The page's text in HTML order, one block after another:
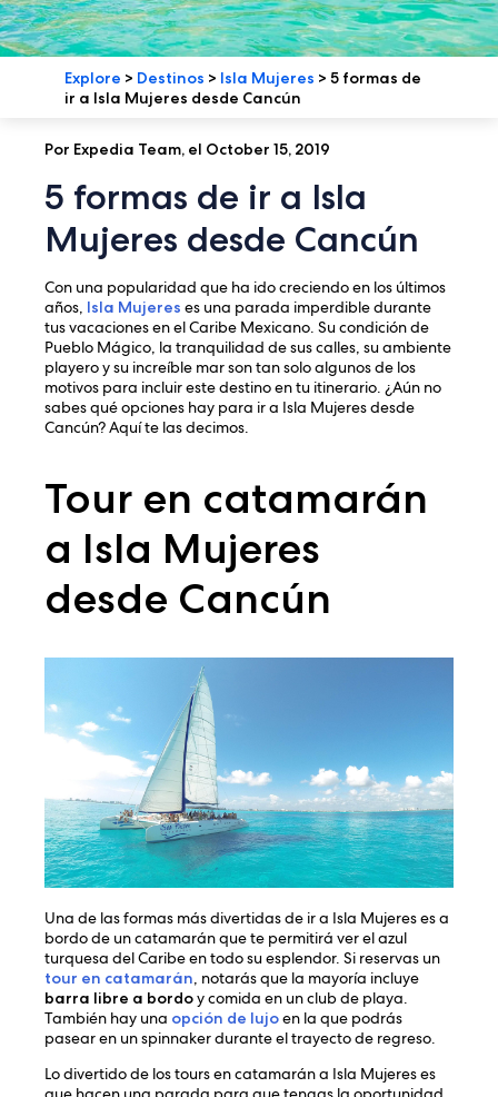
Explore > Destinos > Isla Mujeres >5 formas de
ir a Isla Mujeres desde Cancún
Por Expedia Team, el October 15, 2019
5 formas de ir a Isla
Mujeres desde Cancún
Con una popularidad que ha ido creciendo en los últimos
años, Isla Mujeres es una parada imperdible durante
tus vacaciones en el Caribe Mexicano. Su condición de
Pueblo Mágico, la tranquilidad de sus calles, su ambiente
playero y su increíble mar son tan solo algunos de los
motivos para incluir este destino en tu itinerario. ¿Aún no
sabes qué opciones hay para ir a Isla Mujeres desde
Cancún? Aquí te las decimos.
Tour en catamarán
a Isla Mujeres
desde Cancún
Una de las formas más divertidas de ir a Isla Mujeres es a
bordo de un catamarán que te permitirá ver el azul
turquesa del Caribe en todo su esplendor. Si reservas un
tour en catamarán, notarás que la mayoría incluye
barra libre a bordoy comida en un club de playa.
También hay una opción de lujoen la que podrás
pasear en un spinnaker durante el trayecto de regreso.
Lo divertido de los tours en catamarán a Isla Mujeres es